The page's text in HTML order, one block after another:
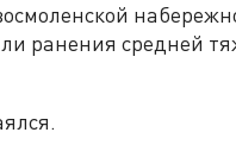
ранения средней